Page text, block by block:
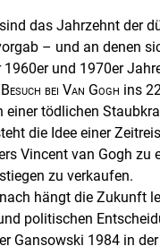
das Jahrzehnt der
– und an denen
1960er und 1970er
Besuch bei Van Gogh ins
einer tödlichen
die Idee einer
Vincent van Gogh zu
zu verkaufen.
hängt die Zukunft
politischen
Gansowski 1984 in